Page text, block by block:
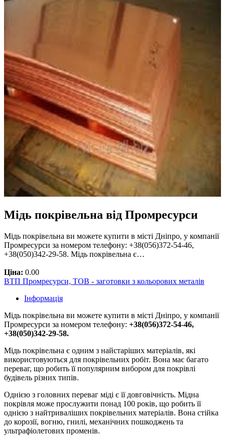
Мідь покрівельна від Промресурси
Мідь покрівельна ви можете купити в місті Дніпро, у компанії
Промресурси за номером телефону: +38(056)372-54-46,
+38(050)342-29-58. Мідь покрівельна є…
Ціна: 0.00
ВТП Промресурси, ТОВ - заготовки з кольорових металів
Інформація
Мідь покрівельна ви можете купити в місті Дніпро, у компанії
Промресурси за номером телефону: +38(056)372-54-46,
+38(050)342-29-58.
Мідь покрівельна є одним з найстаріших матеріалів, які
використовуються для покрівельних робіт. Вона має багато
переваг, що робить її популярним вибором для покрівлі
будівель різних типів.
Однією з головних переваг міді є її довговічність. Мідна
покрівля може прослужити понад 100 років, що робить її
однією з найтриваліших покрівельних матеріалів. Вона стійка
до корозії, вогню, гнилі, механічних пошкоджень та
ультрафіолетових променів.